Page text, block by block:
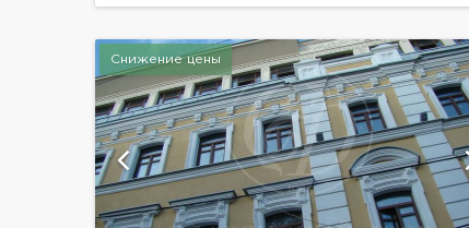
Снижение цены
показать ещё 28 фотографий